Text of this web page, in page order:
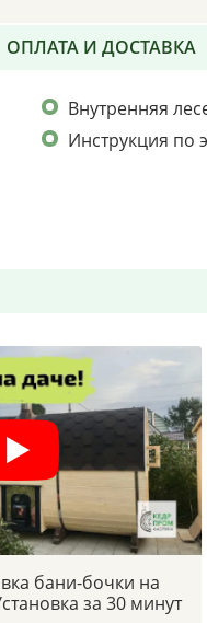
ОПЛАТА И ДОСТАВКА
Внутренняя
Инструкция по
бани-бочки на
за 30 минут